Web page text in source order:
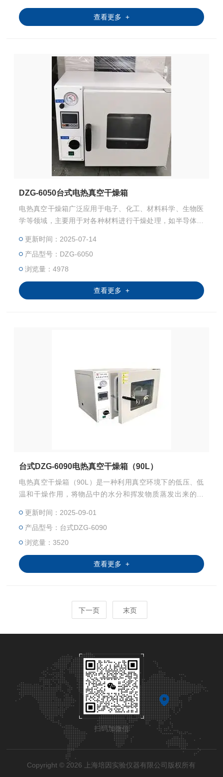
查看更多 +
DZG-6050台式电热真空干燥箱
电热真空干燥箱广泛应用于电子、化工、材料科学、生物医
学等领域，主要用于对各种材料进行干燥处理，如半导体材
皿、样品等进行消毒、杀菌处理。
更新时间：2025-07-14
产品型号：DZG-6050
浏览量：4978
查看更多 +
台式DZG-6090电热真空干燥箱（90L）
电热真空干燥箱（90L）是一种利用真空环境下的低压、低
温和干燥作用，将物品中的水分和挥发物质蒸发出来的设
真空系统、环境监测系统和控制系统等部分。
更新时间：2025-09-01
产品型号：台式DZG-6090
浏览量：3520
查看更多 +
下一页 末页
扫码加微信
Copyright © 2026 上海培因实验仪器有限公司版权所有